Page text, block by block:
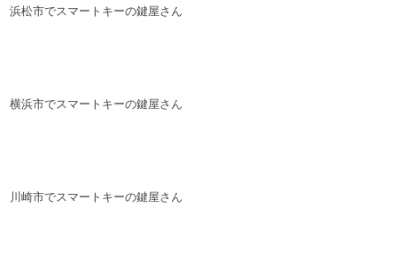
浜松市でスマートキーの鍵屋さん
横浜市でスマートキーの鍵屋さん
川崎市でスマートキーの鍵屋さん